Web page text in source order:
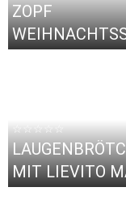
ZOPF
☆☆☆☆☆
MIT LIEVITO